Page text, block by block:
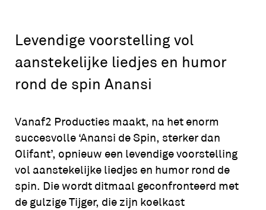
Levendige voorstelling vol
aanstekelijke liedjes en humor
rond de spin Anansi
Vanaf2 Producties maakt, na het enorm
succesvolle ‘Anansi de Spin, sterker dan
Olifant’, opnieuw een levendige voorstelling
vol aanstekelijke liedjes en humor rond de
spin. Die wordt ditmaal geconfronteerd met
de gulzige Tijger, die zijn koelkast